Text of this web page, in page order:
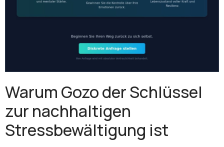
Warum Gozo der Schlüssel
zur nachhaltigen
Stressbewältigung ist